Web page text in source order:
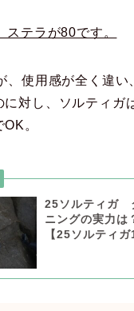
ステラが80です。
、使用感が全く違い
対し、ソルティガ
。
25ソルティガ
ニングの実力は
【25ソルティ